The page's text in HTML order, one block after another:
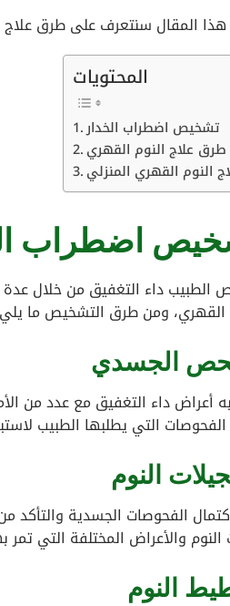
المقال سنتعرف على طرق علاج
المحتويات
تشخيص اضطراب الخدار
طرق علاج النوم القهري
النوم القهري المنزلي
اضطراب
داء التغفيق من خلال
القهري، ومن طرق التشخيص ما
الجسدي
أعراض داء التغفيق مع عدد من
الفحوصات التي يطلبها الطبيب
النوم
الفحوصات الجسدية
النوم والأعراض المختلفة التي
النوم